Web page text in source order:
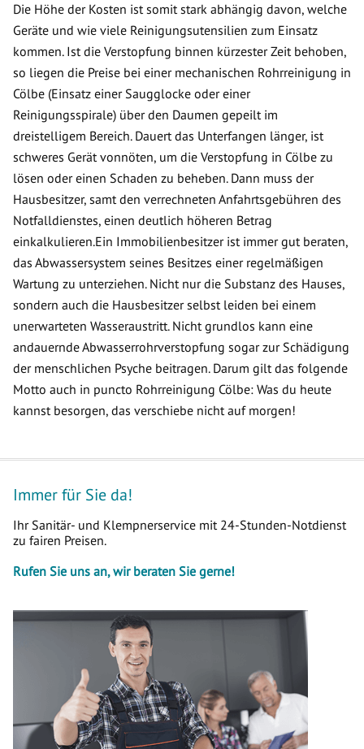
Die Höhe der Kosten ist somit stark abhängig davon, welche
Geräte und wie viele Reinigungsutensilien zum Einsatz
kommen. Ist die Verstopfung binnen kürzester Zeit behoben,
so liegen die Preise bei einer mechanischen Rohrreinigung in
Cölbe (Einsatz einer Saugglocke oder einer
Reinigungsspirale) über den Daumen gepeilt im
dreistelligem Bereich. Dauert das Unterfangen länger, ist
schweres Gerät vonnöten, um die Verstopfung in Cölbe zu
lösen oder einen Schaden zu beheben. Dann muss der
Hausbesitzer, samt den verrechneten Anfahrtsgebühren des
Notfalldienstes, einen deutlich höheren Betrag
einkalkulieren.Ein Immobilienbesitzer ist immer gut beraten,
das Abwassersystem seines Besitzes einer regelmäßigen
Wartung zu unterziehen. Nicht nur die Substanz des Hauses,
sondern auch die Hausbesitzer selbst leiden bei einem
unerwarteten Wasseraustritt. Nicht grundlos kann eine
andauernde Abwasserrohrverstopfung sogar zur Schädigung
der menschlichen Psyche beitragen. Darum gilt das folgende
Motto auch in puncto Rohrreinigung Cölbe: Was du heute
kannst besorgen, das verschiebe nicht auf morgen!
Immer für Sie da!
Ihr Sanitär- und Klempnerservice mit 24-Stunden-Notdienst
zu fairen Preisen.
Rufen Sie uns an, wir beraten Sie gerne!